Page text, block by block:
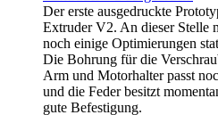
Der erste ausgedruckte
Extruder V2. An dieser Stelle
noch einige Optimierungen
Die Bohrung für die
Arm und Motorhalter passt
und die Feder besitzt
gute Befestigung.